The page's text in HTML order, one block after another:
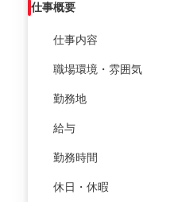
仕事概要
仕事内容
職場環境・雰囲気
勤務地
給与
勤務時間
休日・休暇